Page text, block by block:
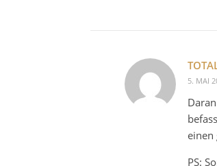
5. MAI
einen
PS: